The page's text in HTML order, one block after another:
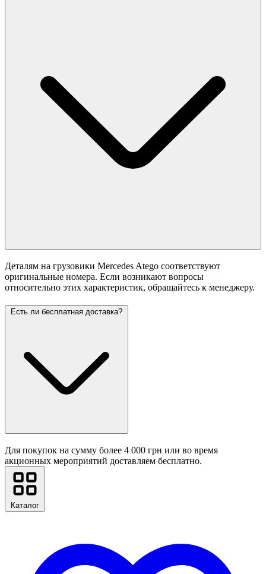
Деталям на грузовики Mercedes Atego соответствуют
оригинальные номера. Если возникают вопросы
относительно этих характеристик, обращайтесь к менеджеру.
Есть ли бесплатная доставка?
Для покупок на сумму более 4 000 грн или во время
акционных мероприятий доставляем бесплатно.
Каталог